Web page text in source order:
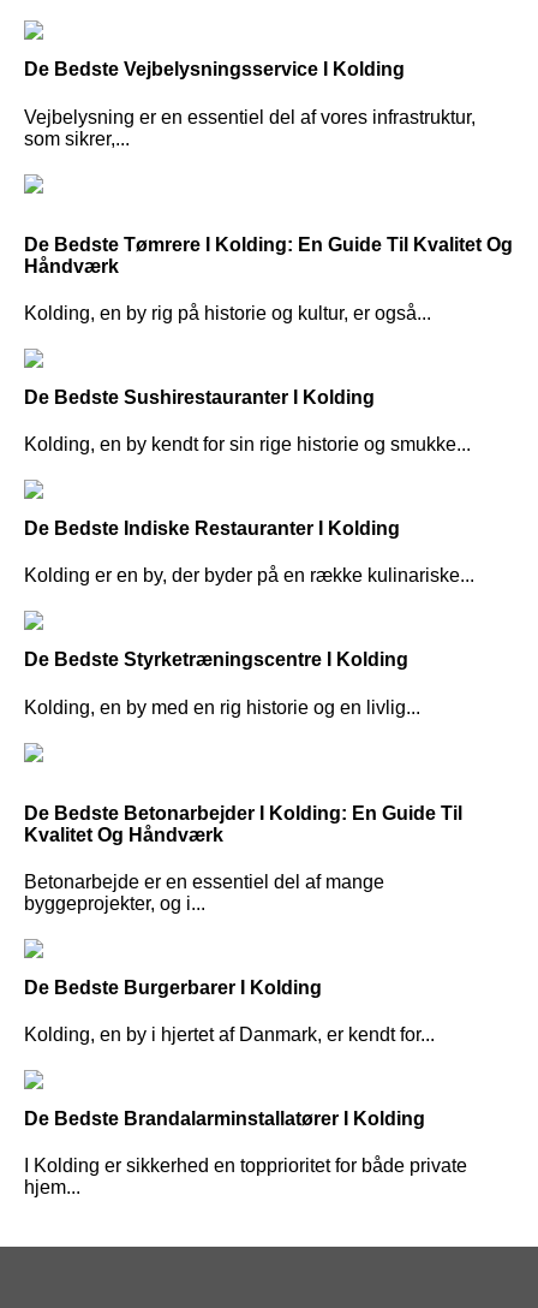
De Bedste Vejbelysningsservice I Kolding
Vejbelysning er en essentiel del af vores infrastruktur,
som sikrer,...
De Bedste Tømrere I Kolding: En Guide Til Kvalitet Og
Håndværk
Kolding, en by rig på historie og kultur, er også...
De Bedste Sushirestauranter I Kolding
Kolding, en by kendt for sin rige historie og smukke...
De Bedste Indiske Restauranter I Kolding
Kolding er en by, der byder på en række kulinariske...
De Bedste Styrketræningscentre I Kolding
Kolding, en by med en rig historie og en livlig...
De Bedste Betonarbejder I Kolding: En Guide Til
Kvalitet Og Håndværk
Betonarbejde er en essentiel del af mange
byggeprojekter, og i...
De Bedste Burgerbarer I Kolding
Kolding, en by i hjertet af Danmark, er kendt for...
De Bedste Brandalarminstallatører I Kolding
I Kolding er sikkerhed en topprioritet for både private
hjem...